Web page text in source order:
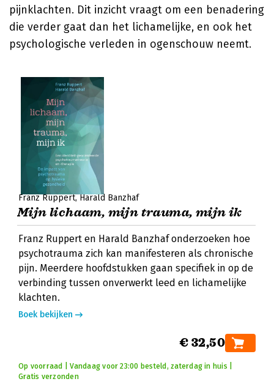
pijnklachten. Dit inzicht vraagt om een benadering
die verder gaat dan het lichamelijke, en ook het
psychologische verleden in ogenschouw neemt.
Franz Ruppert Harald Banzhaf
Mijn lichaam, mijn trauma, mijn ik
Franz Ruppert en Harald Banzhaf onderzoeken hoe
psychotrauma zich kan manifesteren als chronische
pijn. Meerdere hoofdstukken gaan specifiek in op de
verbinding tussen onverwerkt leed en lichamelijke
klachten.
Boek bekijken
€ 32,50
Op voorraad | Vandaag voor 23:00 besteld, zaterdag in huis |
Gratis verzonden